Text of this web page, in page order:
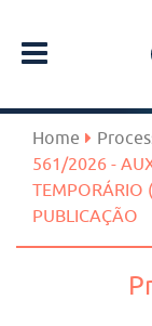
Home
561/2026 -
TEMPORÁRIO
PUBLICAÇÃO